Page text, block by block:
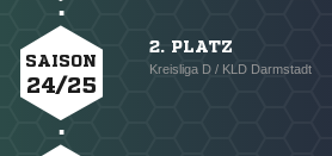
SAISON
24/25
2. PLATZ
Kreisliga D / KLD Darmstadt